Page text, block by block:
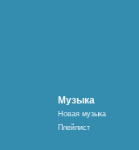
Музыка
Новая музыка
Плейлист